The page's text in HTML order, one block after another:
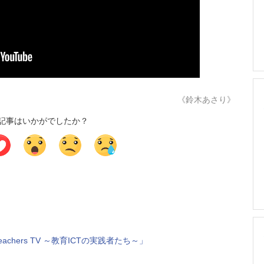
《鈴木あさり》
事はいかがでしたか？
TV ～教育ICTの実践者たち～」